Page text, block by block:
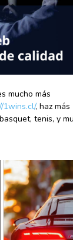
mucho más
1wins.cl/, haz más
tenis, y